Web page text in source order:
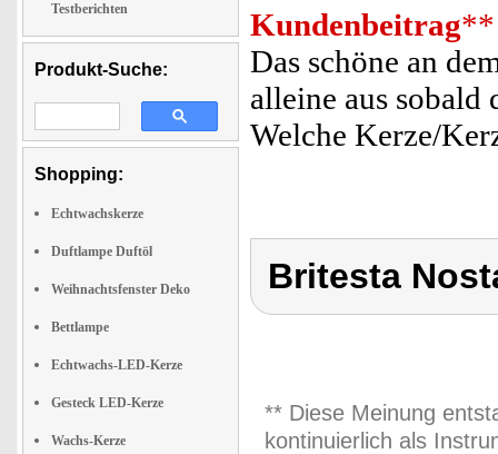
Testberichten
Produkt-Suche:
Shopping:
Echtwachskerze
Duftlampe Duftöl
Weihnachtsfenster Deko
Bettlampe
Echtwachs-LED-Kerze
Gesteck LED-Kerze
Wachs-Kerze
Kundenbeitrag**
Das schöne an
alleine aus sobald
Welche Kerze/
Britesta
** Diese Meinung
kontinuierlich als